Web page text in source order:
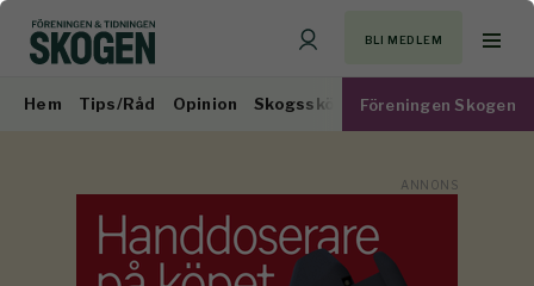
BLI MEDLEM
Hem Tips/Råd Opinion Skogsskötsel Virkesmarknad
Föreningen Skogen